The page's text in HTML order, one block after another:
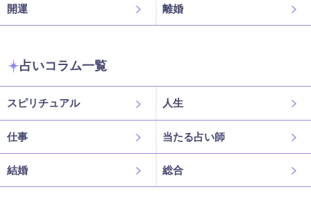
開運 離婚
占いコラム一覧
スピリチュアル 人生
仕事 当たる占い師
結婚 総合